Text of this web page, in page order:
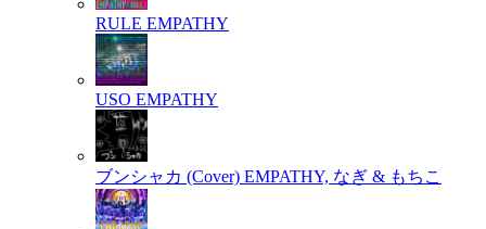
RULE EMPATHY
USO EMPATHY
ブンシャカ (Cover) EMPATHY, なぎ & もちこ